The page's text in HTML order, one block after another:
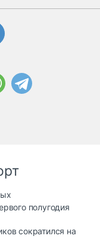
полугодия
сократился на